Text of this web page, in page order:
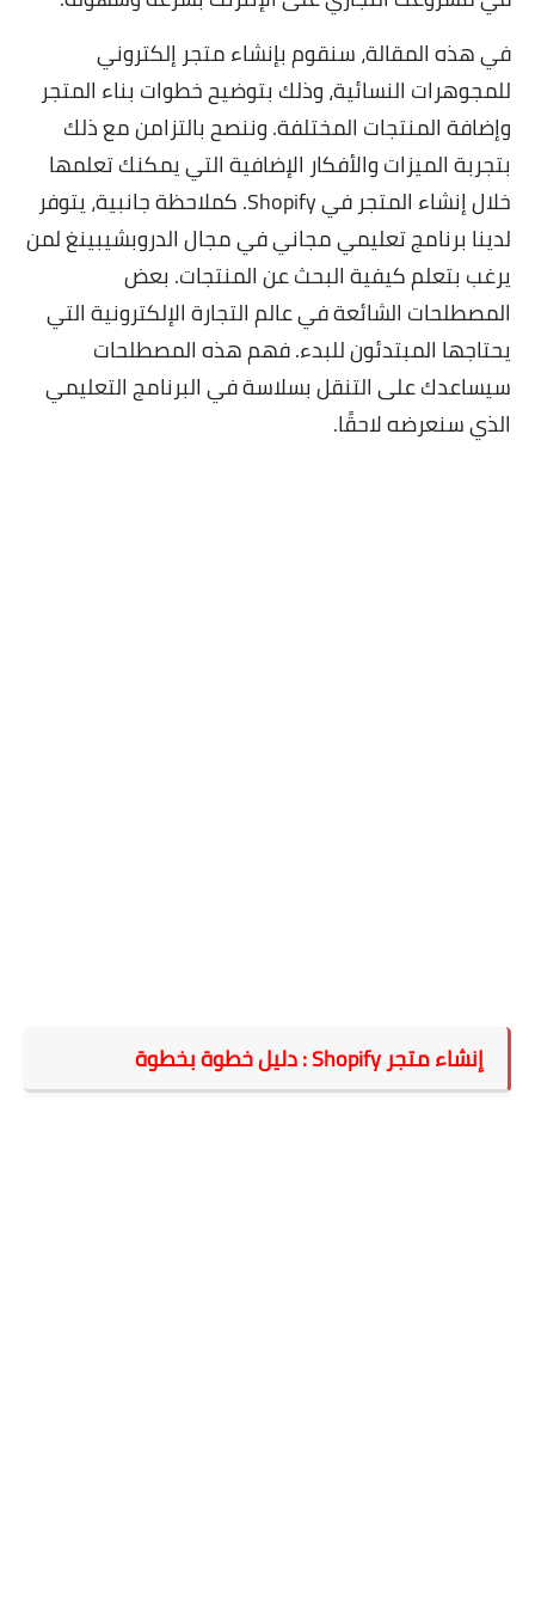
في هذه المقالة، سنقوم بإنشاء متجر إلكتروني
للمجوهرات النسائية، وذلك بتوضيح خطوات بناء المتجر
وإضافة المنتجات المختلفة. وننصح بالتزامن مع ذلك
بتجربة الميزات والأفكار الإضافية التي يمكنك تعلمها
خلال إنشاء المتجر في Shopify. كملاحظة جانبية، يتوفر
لدينا برنامج تعليمي مجاني في مجال الدروبشيبينغ لمن
يرغب بتعلم كيفية البحث عن المنتجات. بعض
المصطلحات الشائعة في عالم التجارة الإلكترونية التي
يحتاجها المبتدئون للبدء. فهم هذه المصطلحات
سيساعدك على التنقل بسلاسة في البرنامج التعليمي
الذي سنعرضه لاحقًا.
إنشاء متجر Shopify : دليل خطوة بخطوة